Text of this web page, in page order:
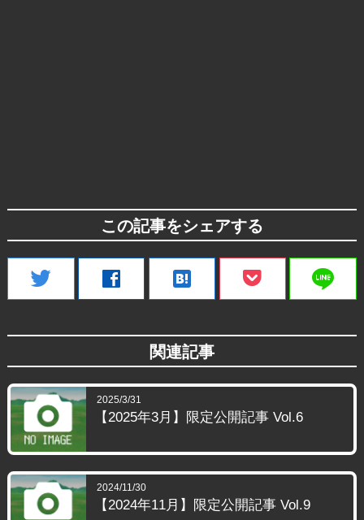
この記事をシェアする
twitter facebook hatenabookmark line
関連記事
2025/3/31
【2025年3月】限定公開記事 Vol.6
2024/11/30
【2024年11月】限定公開記事 Vol.9